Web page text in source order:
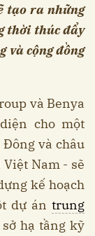
tạo ra những
thời thúc đẩy
và cộng đồng
và Benya
cho một
và châu
Nam - sẽ
kế hoạch
dự án trung
hạ tầng kỹ